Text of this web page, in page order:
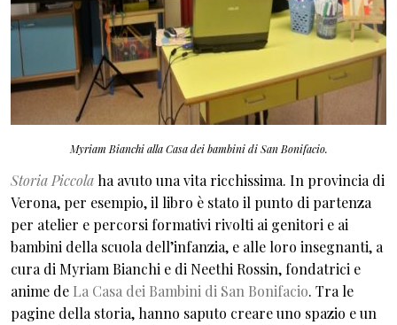
Myriam Bianchi alla Casa dei bambini di San Bonifacio.
Storia Piccola ha avuto una vita ricchissima. In provincia di
Verona, per esempio, il libro è stato il punto di partenza
per atelier e percorsi formativi rivolti ai genitori e ai
bambini della scuola dell’infanzia, e alle loro insegnanti, a
cura di Myriam Bianchi e di Neethi Rossin, fondatrici e
anime de La Casa dei Bambini di San Bonifacio. Tra le
pagine della storia, hanno saputo creare uno spazio e un